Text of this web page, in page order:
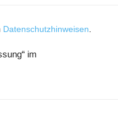
Datenschutzhinweisen
im